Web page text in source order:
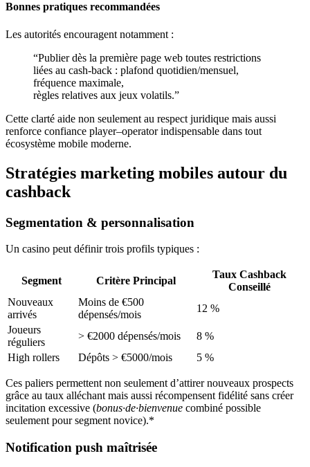
Bonnes pratiques recommandées
Les autorités encouragent notamment :
“Publier dès la première page web toutes restrictions
liées au cash‑back : plafond quotidien/mensuel,
fréquence maximale,
règles relatives aux jeux volatils.”
Cette clarté aide non seulement au respect juridique mais aussi
renforce confiance player–operator indispensable dans tout
écosystème mobile moderne.
Stratégies marketing mobiles autour du
cashback
Segmentation & personnalisation
Un casino peut définir trois profils typiques :
Segment Critère Principal
Taux Cashback
Conseillé
Nouveaux
arrivés
Moins de €500
dépensés/mois
12 %
Joueurs
réguliers
> €2000 dépensés/mois
8 %
High rollers
Dépôts > €5000/mois 5 %
Ces paliers permettent non seulement d’attirer nouveaux prospects
grâce au taux alléchant mais aussi récompensent fidélité sans créer
incitation excessive (bonus·de·bienvenue combiné possible
seulement pour segment novice).*
Notification push maîtrisée